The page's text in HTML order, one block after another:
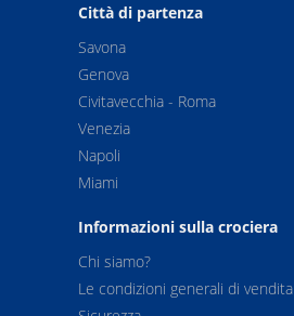
Città di partenza
Savona
Genova
Civitavecchia - Roma
Venezia
Napoli
Miami
Informazioni sulla crociera
Chi siamo?
Le condizioni generali di vendita